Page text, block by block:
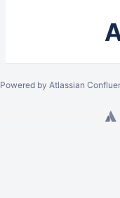
Powered by Atlassian